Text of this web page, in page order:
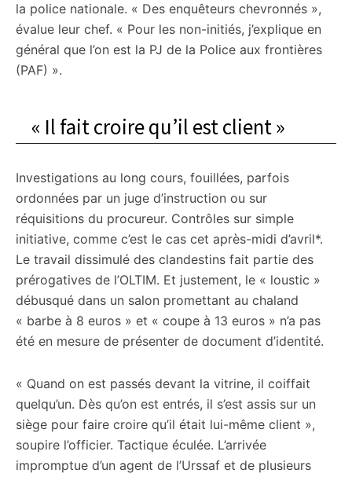
la police nationale. « Des enquêteurs chevronnés »,
évalue leur chef. « Pour les non-initiés, j’explique en
général que l’on est la PJ de la Police aux frontières
(PAF) ».
« Il fait croire qu’il est client »
Investigations au long cours, fouillées, parfois
ordonnées par un juge d’instruction ou sur
réquisitions du procureur. Contrôles sur simple
initiative, comme c’est le cas cet après-midi d’avril*.
Le travail dissimulé des clandestins fait partie des
prérogatives de l’OLTIM. Et justement, le « loustic »
débusqué dans un salon promettant au chaland
« barbe à 8 euros » et « coupe à 13 euros » n’a pas
été en mesure de présenter de document d’identité.
« Quand on est passés devant la vitrine, il coiffait
quelqu’un. Dès qu’on est entrés, il s’est assis sur un
siège pour faire croire qu’il était lui-même client »,
soupire l’officier. Tactique éculée. L’arrivée
impromptue d’un agent de l’Urssaf et de plusieurs